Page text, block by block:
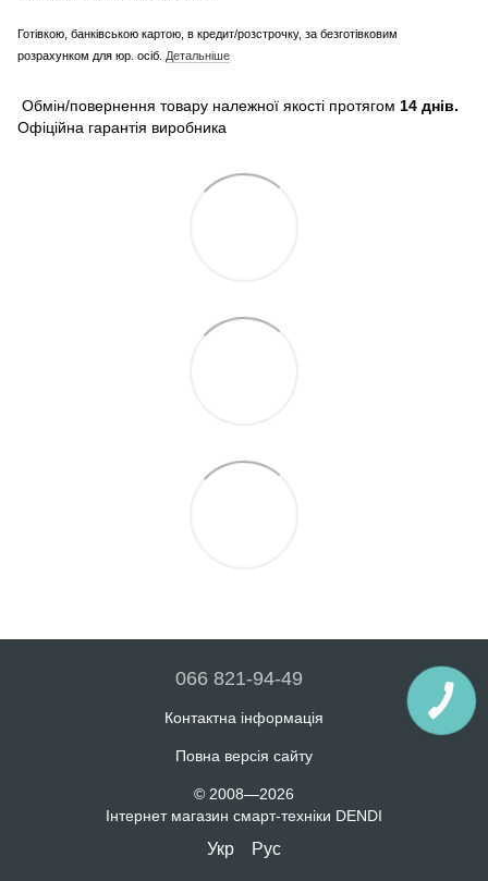
Готівкою, банківською картою, в кредит/розстрочку, за безготівковим
розрахунком для юр. осіб. Детальніше
Обмін/повернення товару належної якості протягом 14 днів.
Офіційна гарантія виробника
066 821-94-49
Контактна інформація
Повна версія сайту
© 2008—2026
Інтернет магазин смарт-техніки DENDI
Укр Рус